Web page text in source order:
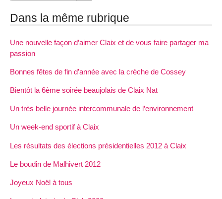
Dans la même rubrique
Une nouvelle façon d’aimer Claix et de vous faire partager ma
passion
Bonnes fêtes de fin d’année avec la crèche de Cossey
Bientôt la 6ème soirée beaujolais de Claix Nat
Un très belle journée intercommunale de l’environnement
Un week-end sportif à Claix
Les résultats des élections présidentielles 2012 à Claix
Le boudin de Malhivert 2012
Joyeux Noël à tous